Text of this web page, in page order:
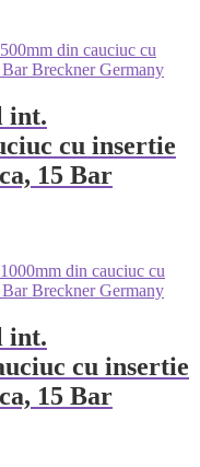
int.
cu insertie
15 Bar
int.
cu insertie
15 Bar